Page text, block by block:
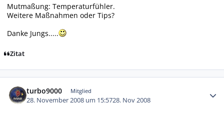
Mutmaßung: Temperaturfühler.
Weitere Maßnahmen oder Tips?
Danke Jungs.....
Zitat
turbo9000 Mitglied
28. November 2008 um 15:5728. Nov 2008